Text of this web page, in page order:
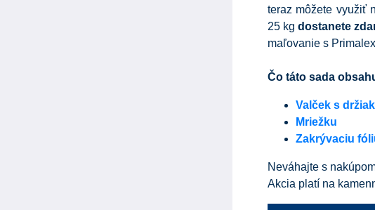
teraz môžete využiť
25 kgdostanete
maľovanie s
Čo táto sada
Valček s
Mriežku
Zakrývaciu
Neváhajte s
Akcia platí na